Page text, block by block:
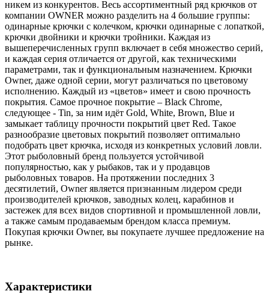
никем из конкурентов. Весь ассортиментный ряд крючков от
компании OWNER можно разделить на 4 большие группы:
одинарные крючки с колечком, крючки одинарные с лопаткой,
крючки двойники и крючки тройники. Каждая из
вышеперечисленных групп включает в себя множество серий,
и каждая серия отличается от другой, как техническими
параметрами, так и функциональным назначением. Крючки
Owner, даже одной серии, могут различаться по цветовому
исполнению. Каждый из «цветов» имеет и свою прочность
покрытия. Самое прочное покрытие – Black Chrome,
следующее - Tin, за ним идёт Gold, White, Brown, Blue и
замыкает таблицу прочности покрытий цвет Red. Такое
разнообразие цветовых покрытий позволяет оптимально
подобрать цвет крючка, исходя из конкретных условий ловли.
Этот рыболовный бренд пользуется устойчивой
популярностью, как у рыбаков, так и у продавцов
рыболовных товаров. На протяжении последних 3
десятилетий, Owner является признанным лидером среди
производителей крючков, заводных колец, карабинов и
застежек для всех видов спортивной и промышленной ловли,
а также самым продаваемым брендом класса премиум.
Покупая крючки Owner, вы покупаете лучшее предложение на
рынке.
Характеристики